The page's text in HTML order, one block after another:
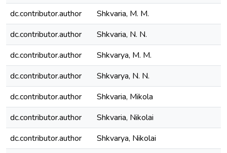
dc.contributor.author
Shkvaria, M. M.
dc.contributor.author
Shkvaria, N. N.
dc.contributor.author
Shkvarya, M. M.
dc.contributor.author
Shkvarya, N. N.
dc.contributor.author
Shkvaria, Mikola
dc.contributor.author
Shkvaria, Nikolai
dc.contributor.author
Shkvarya, Nikolai